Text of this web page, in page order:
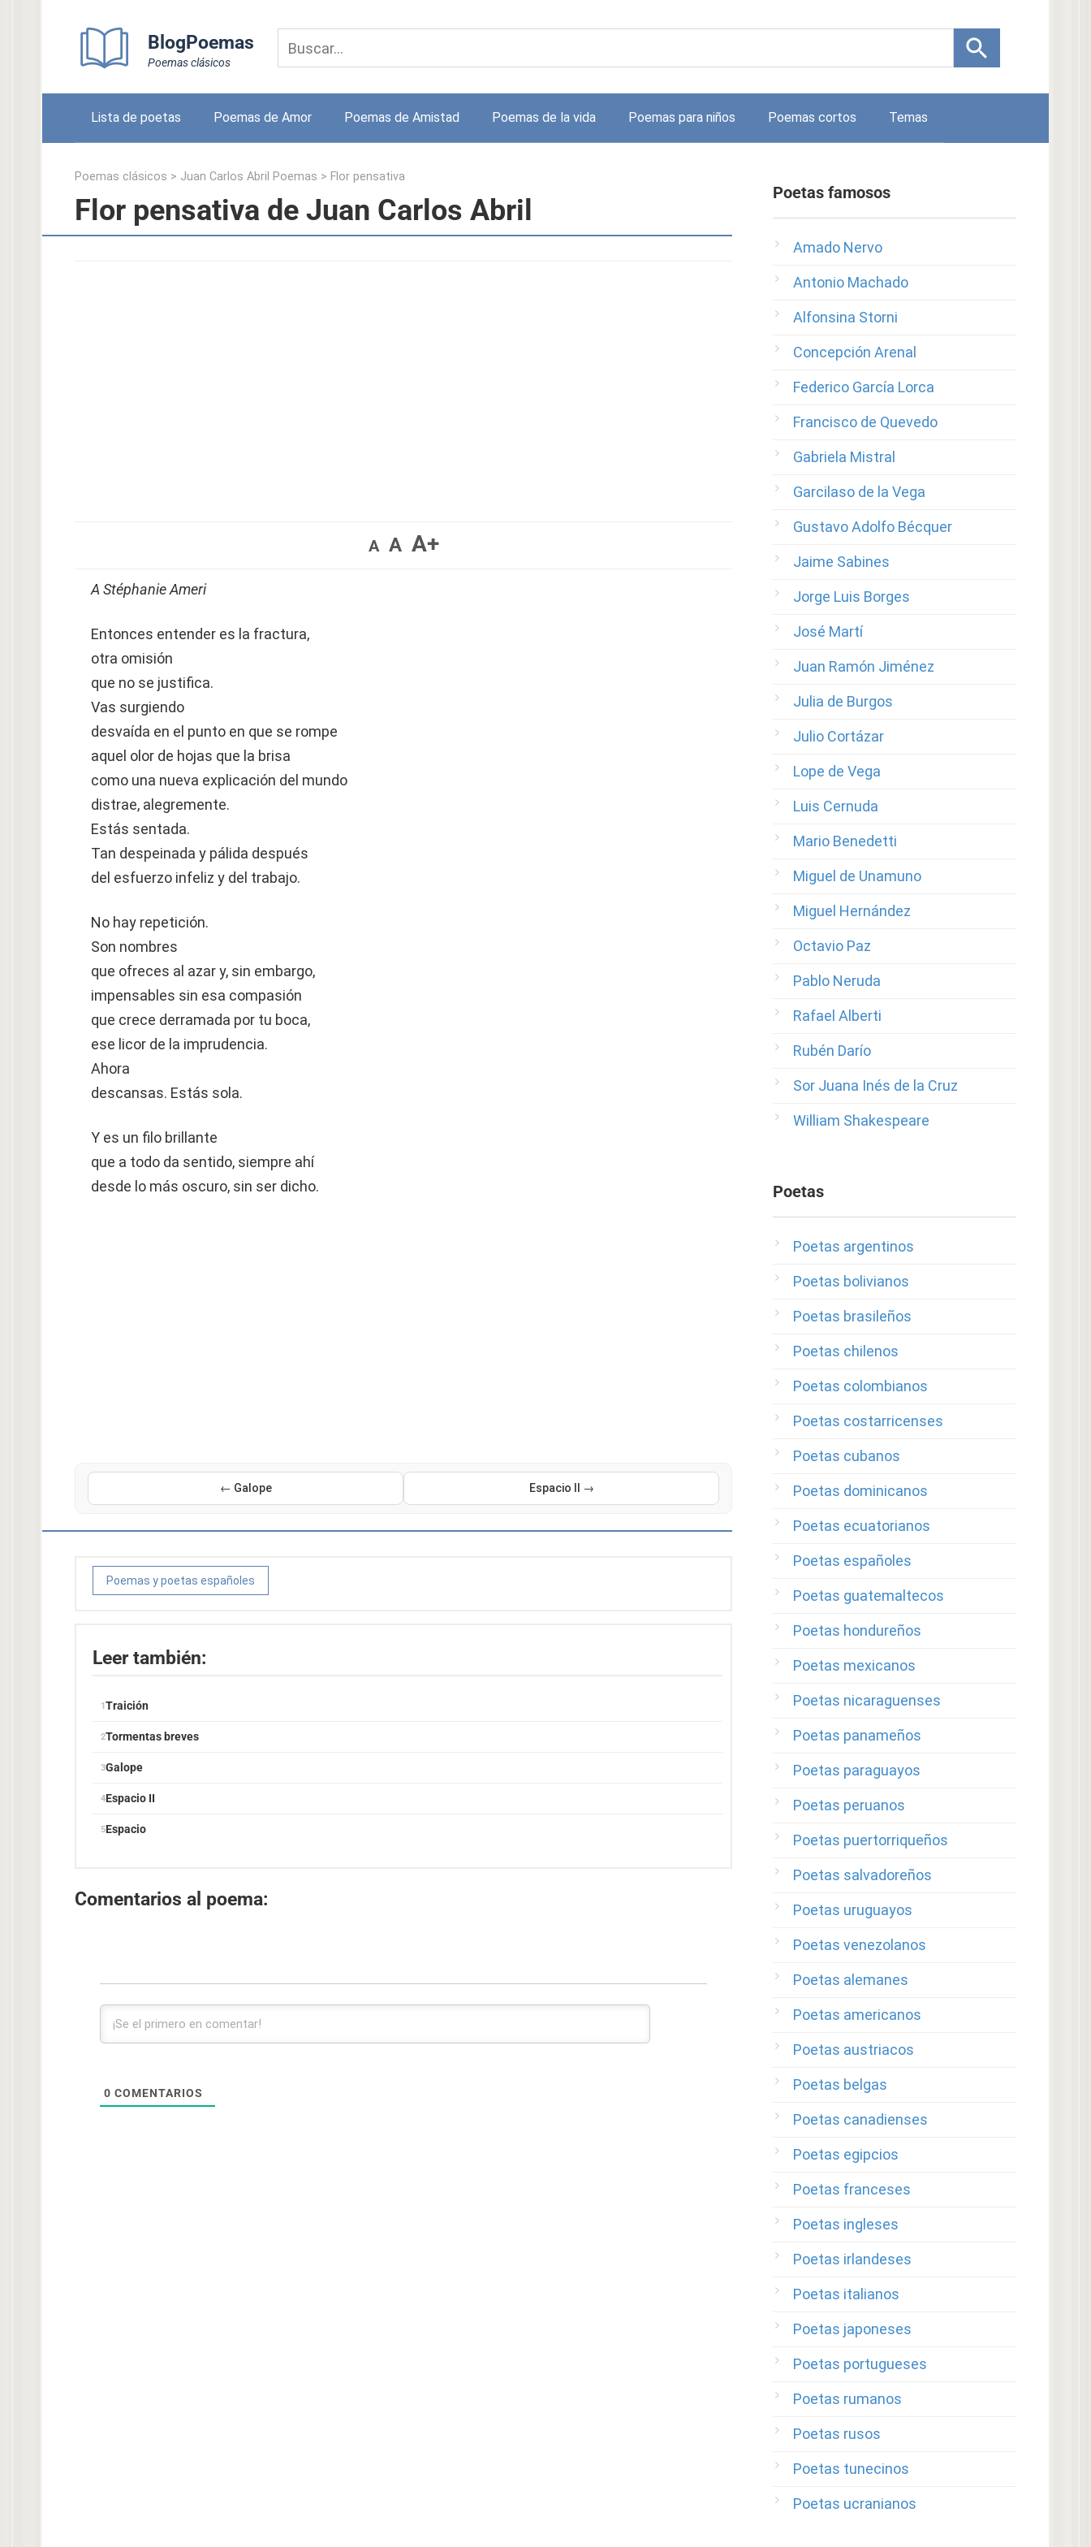
BlogPoemas
Poemas clásicos
Lista de poetas Poemas de Amor Poemas de Amistad Poemas de la vida Poemas para niños Poemas cortos Temas
Poemas clásicos > Juan Carlos Abril Poemas > Flor pensativa
Flor pensativa de Juan Carlos Abril
A A A+
A Stéphanie Ameri
Entonces entender es la fractura,
otra omisión
que no se justifica.
Vas surgiendo
desvaída en el punto en que se rompe
aquel olor de hojas que la brisa
como una nueva explicación del mundo
distrae, alegremente.
Estás sentada.
Tan despeinada y pálida después
del esfuerzo infeliz y del trabajo.
No hay repetición.
Son nombres
que ofreces al azar y, sin embargo,
impensables sin esa compasión
que crece derramada por tu boca,
ese licor de la imprudencia.
Ahora
descansas. Estás sola.
Y es un filo brillante
que a todo da sentido, siempre ahí
desde lo más oscuro, sin ser dicho.
← Galope Espacio II →
Poemas y poetas españoles
Leer también:
Traición
Tormentas breves
Galope
Espacio II
Espacio
Comentarios al poema:
0 COMENTARIOS
Poetas famosos
Amado Nervo
Antonio Machado
Alfonsina Storni
Concepción Arenal
Federico García Lorca
Francisco de Quevedo
Gabriela Mistral
Garcilaso de la Vega
Gustavo Adolfo Bécquer
Jaime Sabines
Jorge Luis Borges
José Martí
Juan Ramón Jiménez
Julia de Burgos
Julio Cortázar
Lope de Vega
Luis Cernuda
Mario Benedetti
Miguel de Unamuno
Miguel Hernández
Octavio Paz
Pablo Neruda
Rafael Alberti
Rubén Darío
Sor Juana Inés de la Cruz
William Shakespeare
Poetas
Poetas argentinos
Poetas bolivianos
Poetas brasileños
Poetas chilenos
Poetas colombianos
Poetas costarricenses
Poetas cubanos
Poetas dominicanos
Poetas ecuatorianos
Poetas españoles
Poetas guatemaltecos
Poetas hondureños
Poetas mexicanos
Poetas nicaraguenses
Poetas panameños
Poetas paraguayos
Poetas peruanos
Poetas puertorriqueños
Poetas salvadoreños
Poetas uruguayos
Poetas venezolanos
Poetas alemanes
Poetas americanos
Poetas austriacos
Poetas belgas
Poetas canadienses
Poetas egipcios
Poetas franceses
Poetas ingleses
Poetas irlandeses
Poetas italianos
Poetas japoneses
Poetas portugueses
Poetas rumanos
Poetas rusos
Poetas tunecinos
Poetas ucranianos